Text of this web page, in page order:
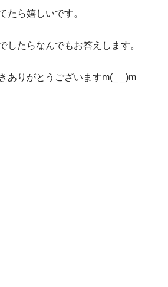
たら嬉しいです。
したらなんでもお答えします。
ありがとうございますm(_ _)m